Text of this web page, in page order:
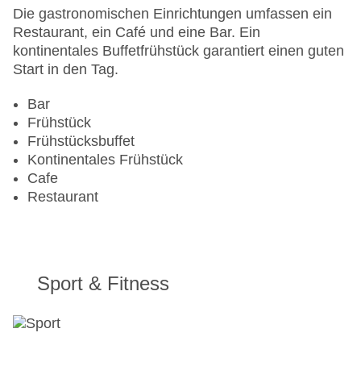
Haustiere: gegen Gebühr
Zimmerservice
Sonnenterrasse
Gesamtanzahl der Zimmer: 150
am Pool, Liegen am Pool
Zahlungsarten: American Express, Mastercard,
Visa
Landeskategorie: 4 Sterne
Die gastronomischen Einrichtungen umfassen ein
Restaurant, ein Café und eine Bar. Ein
kontinentales Buffetfrühstück garantiert einen guten
Start in den Tag.
Bar
Frühstück
Frühstücksbuffet
Kontinentales Frühstück
Cafe
Restaurant
Sport & Fitness